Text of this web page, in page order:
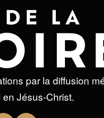
par la diffusion
Jésus-Christ.